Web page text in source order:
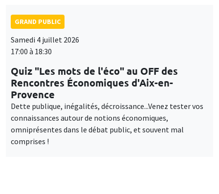
GRAND PUBLIC
Samedi 4 juillet 2026
17:00 à 18:30
Quiz "Les mots de l'éco" au OFF des
Rencontres Économiques d'Aix-en-
Provence
Dette publique, inégalités, décroissance...Venez tester vos
connaissances autour de notions économiques,
omniprésentes dans le débat public, et souvent mal
comprises !